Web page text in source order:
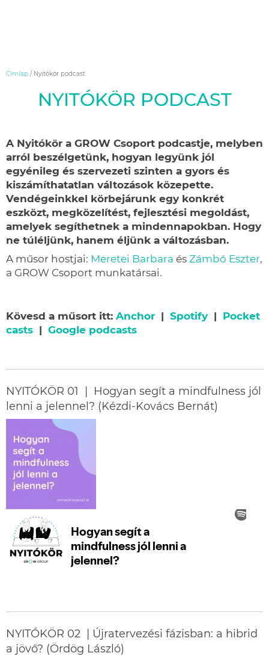
Címlap / Nyitókör podcast
NYITÓKÖR PODCAST
A Nyitókör a GROW Csoport podcastje, melyben
arról beszélgetünk, hogyan legyünk jól
egyénileg és szervezeti szinten a gyors és
kiszámíthatatlan változások közepette.
Vendégeinkkel körbejárunk egy konkrét
eszközt, megközelítést, fejlesztési megoldást,
amelyek segíthetnek a mindennapokban. Hogy
ne túléljünk, hanem éljünk a változásban.
A műsor hostjai: Meretei Barbara és Zámbó Eszter,
a GROW Csoport munkatársai.
Kövesd a műsort itt: Anchor | Spotify| Pocket
casts | Google podcasts
NYITÓKÖR 01 | Hogyan segít a mindfulness jól
lenni a jelennel? (Kézdi-Kovács Bernát)
NYITÓKÖR 02 | Újratervezési fázisban: a hibrid
a jövő? (Ördög László)